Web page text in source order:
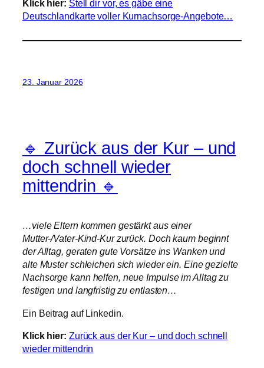
Klick hier: Stell dir vor, es gäbe eine
Deutschlandkarte voller Kurnachsorge-Angebote…
23. Januar 2026
🔹 Zurück aus der Kur – und
doch schnell wieder
mittendrin 🔹
…viele Eltern kommen gestärkt aus einer
Mutter-/Vater-Kind-Kur zurück. Doch kaum beginnt
der Alltag, geraten gute Vorsätze ins Wanken und
alte Muster schleichen sich wieder ein. Eine gezielte
Nachsorge kann helfen, neue Impulse im Alltag zu
festigen und langfristig zu entlasten…
Ein Beitrag auf Linkedin.
Klick hier: Zurück aus der Kur – und doch schnell
wieder mittendrin